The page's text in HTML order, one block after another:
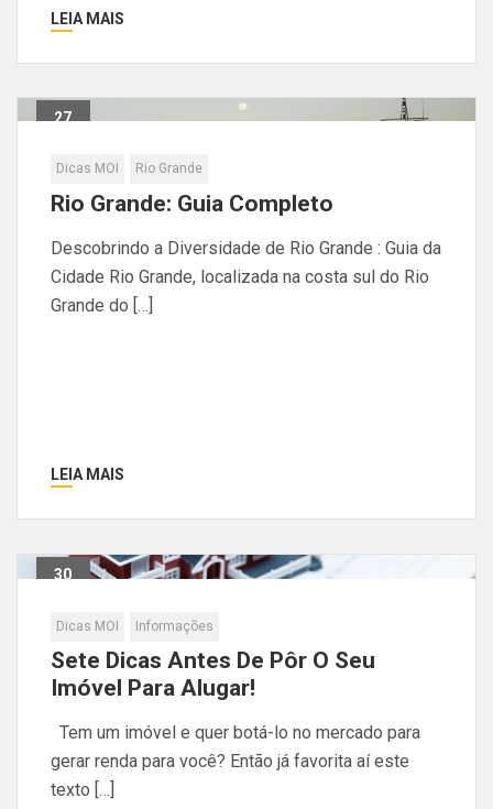
LEIA MAIS
27
Dicas MOI Rio Grande
Rio Grande: Guia Completo
Descobrindo a Diversidade de Rio Grande : Guia da
Cidade Rio Grande, localizada na costa sul do Rio
Grande do […]
LEIA MAIS
30
Dicas MOI Informações
Sete Dicas Antes De Pôr O Seu
Imóvel Para Alugar!
Tem um imóvel e quer botá-lo no mercado para
gerar renda para você? Então já favorita aí este
texto […]